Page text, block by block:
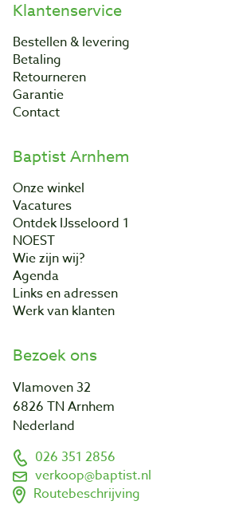
Klantenservice
Bestellen & levering
Betaling
Retourneren
Garantie
Contact
Baptist Arnhem
Onze winkel
Vacatures
Ontdek IJsseloord 1
NOEST
Wie zijn wij?
Agenda
Links en adressen
Werk van klanten
Bezoek ons
Vlamoven 32
6826 TN Arnhem
Nederland
026 351 2856
verkoop@baptist.nl
Routebeschrijving